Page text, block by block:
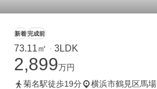
新着完成前
73.11㎡ ・ 3LDK
2,899万円
菊名駅徒歩19分
横浜市鶴見区馬場